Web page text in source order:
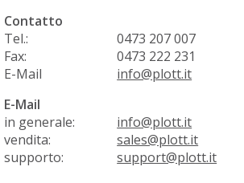
Contatto
Tel.:
0473 207 007
Fax:
0473 222 231
E-Mail
info@plott.it
E-Mail
in generale:
info@plott.it
vendita:
sales@plott.it
supporto:
support@plott.it